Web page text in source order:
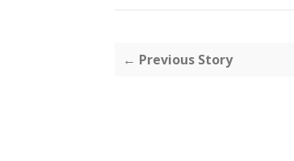
← Previous Story